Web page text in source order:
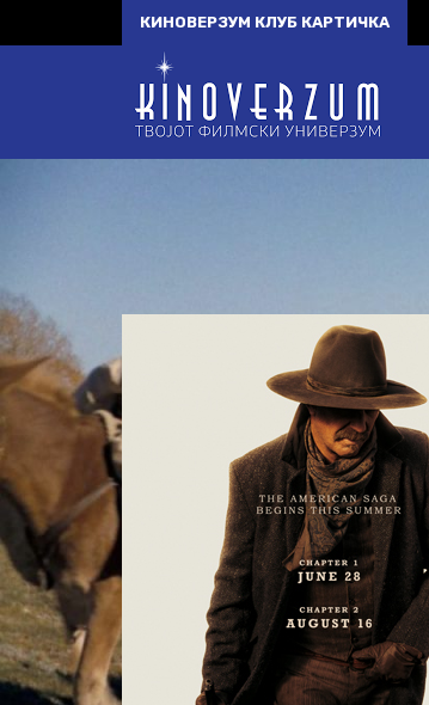
КИНОВЕРЗУМ КЛУБ КАРТИЧКА